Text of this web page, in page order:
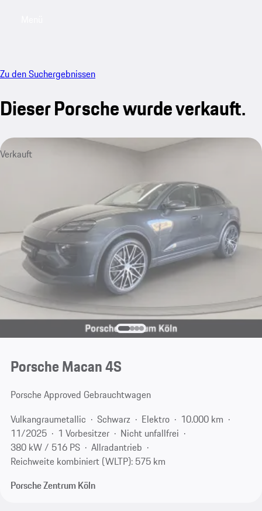
Zu den Suchergebnissen
Dieser Porsche wurde verkauft.
Verkauft
Porsche Macan 4S
Porsche Approved Gebrauchtwagen
Vulkangraumetallic
Schwarz Elektro
10.000 km
11/2025
1 Vorbesitzer
Nicht unfallfrei
380 kW / 516 PS
Allradantrieb
Reichweite kombiniert (WLTP): 575 km
Porsche Zentrum Köln